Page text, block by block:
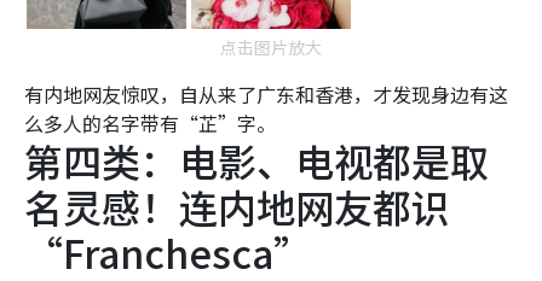
点击图片放大
有内地网友惊叹，自从来了广东和香港，才发现身边有这
么多人的名字带有“芷”字。
第四类：电影、电视都是取
名灵感！连内地网友都识
“Franchesca”